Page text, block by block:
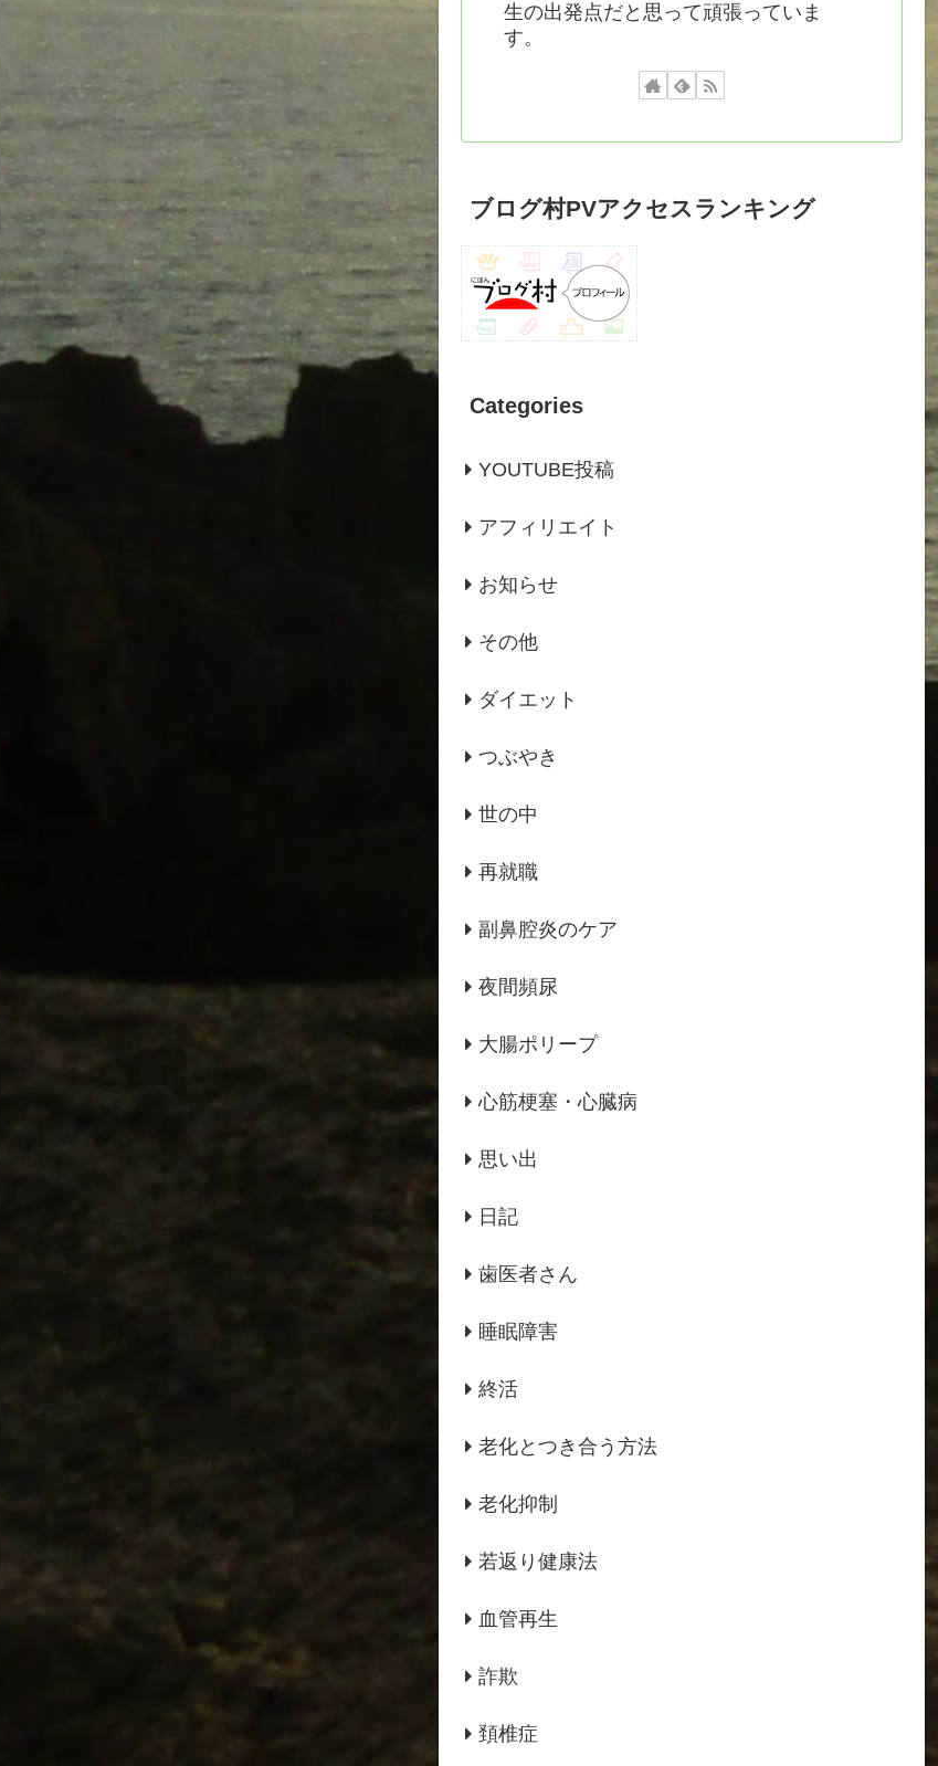
生の出発点だと思って頑張っていま
す。
ブログ村PVアクセスランキング
Categories
YOUTUBE投稿
アフィリエイト
お知らせ
その他
ダイエット
つぶやき
世の中
再就職
副鼻腔炎のケア
夜間頻尿
大腸ポリープ
心筋梗塞・心臓病
思い出
日記
歯医者さん
睡眠障害
終活
老化とつき合う方法
老化抑制
若返り健康法
血管再生
詐欺
頚椎症